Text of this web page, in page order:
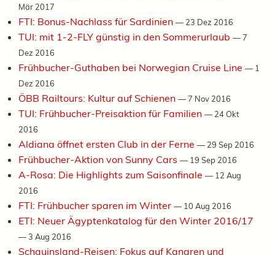
Mär 2017
FTI: Bonus-Nachlass für Sardinien — 23 Dez 2016
TUI: mit 1-2-FLY günstig in den Sommerurlaub —7
Dez 2016
Frühbucher-Guthaben bei Norwegian Cruise Line — 1
Dez 2016
ÖBB Railtours: Kultur auf Schienen —7 Nov 2016
TUI: Frühbucher-Preisaktion für Familien — 24 Okt
2016
Aldiana öffnet ersten Club in der Ferne — 29 Sep 2016
Frühbucher-Aktion von Sunny Cars — 19 Sep 2016
A-Rosa: Die Highlights zum Saisonfinale — 12 Aug
2016
FTI: Frühbucher sparen im Winter — 10 Aug 2016
ETI: Neuer Ägyptenkatalog für den Winter 2016/17
—3 Aug 2016
Schauinsland-Reisen: Fokus auf Kanaren und